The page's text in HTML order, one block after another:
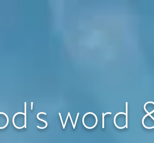
word